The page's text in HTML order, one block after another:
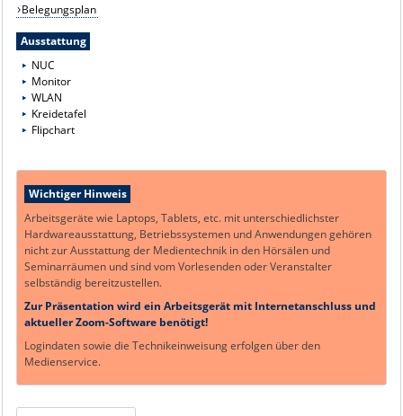
Belegungsplan
Ausstattung
NUC
Monitor
WLAN
Kreidetafel
Flipchart
Wichtiger Hinweis
Arbeitsgeräte wie Laptops, Tablets, etc. mit unterschiedlichster
Hardwareausstattung, Betriebssystemen und Anwendungen gehören
nicht zur Ausstattung der Medientechnik in den Hörsälen und
Seminarräumen und sind vom Vorlesenden oder Veranstalter
selbständig bereitzustellen.
Zur Präsentation wird ein Arbeitsgerät mit Internetanschluss und
aktueller Zoom-Software benötigt!
Logindaten sowie die Technikeinweisung erfolgen über den
Medienservice.